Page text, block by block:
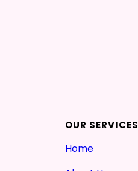
OUR SERVICES
Home